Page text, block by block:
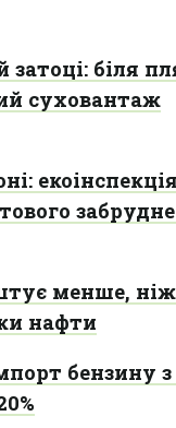
затоці: біля
суховантаж
менше, ніж
нафти
бензину з